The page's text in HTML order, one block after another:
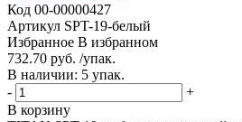
Код 00-00000427
Артикул SPT-19-белый
Избранное В избранном
732.70 руб. /упак.
В наличии: 5 упак.
-
+
В корзину